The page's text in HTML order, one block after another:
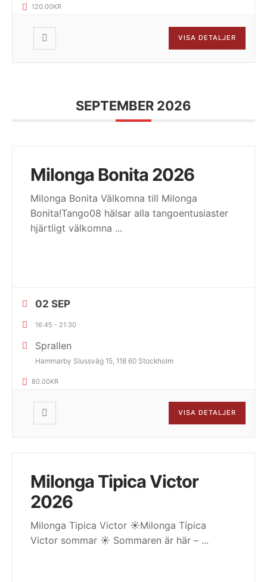
120.00KR
VISA DETALJER
SEPTEMBER 2026
Milonga Bonita 2026
Milonga Bonita Välkomna till Milonga
Bonita!Tango08 hälsar alla tangoentusiaster
hjärtligt välkomna ...
02 SEP
16:45 - 21:30
Sprallen
Hammarby Slussväg 15, 118 60 Stockholm
80.00KR
VISA DETALJER
Milonga Tipica Victor
2026
Milonga Tipica Victor ☀️Milonga Típica
Victor sommar ☀️ Sommaren är här – ...